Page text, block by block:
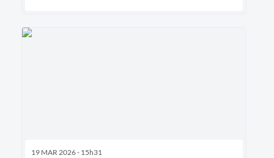
19 MAR 2026 - 15h31